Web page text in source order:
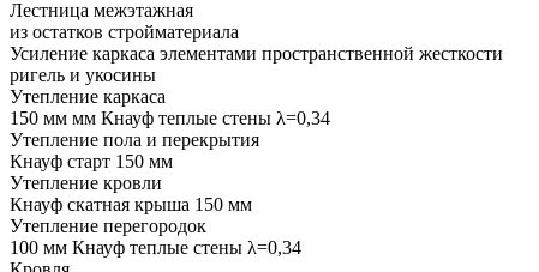
Лестница межэтажная
из остатков стройматериала
Усиление каркаса элементами пространственной жесткости
ригель и укосины
Утепление каркаса
150 мм мм Кнауф теплые стены λ=0,34
Утепление пола и перекрытия
Кнауф старт 150 мм
Утепление кровли
Кнауф скатная крыша 150 мм
Утепление перегородок
100 мм Кнауф теплые стены λ=0,34